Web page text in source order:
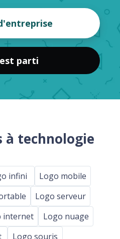
parti
à technologie
infini
Logo mobile
Logo serveur
internet
Logo nuage
Logo souris